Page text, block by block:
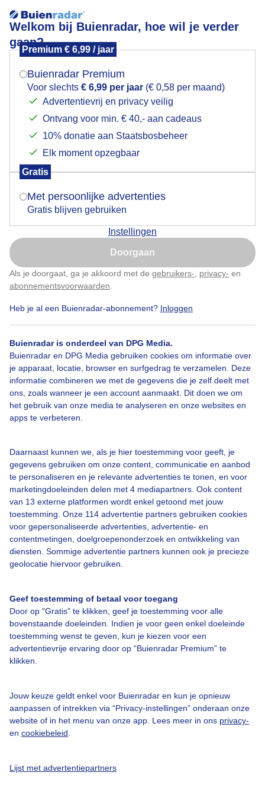
Welkom bij Buienradar, hoe wil je verder
gaan?
Premium € 6,99 / jaar
Buienradar Premium
Voor slechts € 6,99 per jaar (€ 0,58 per maand)
Advertentievrij en privacy veilig
Ontvang voor min. € 40,- aan cadeaus
10% donatie aan Staatsbosbeheer
Elk moment opzegbaar
Gratis
Met persoonlijke advertenties
Gratis blijven gebruiken
Instellingen
Doorgaan
Als je doorgaat, ga je akkoord met de gebruikers- privacy- en
abonnementsvoorwaarden
Heb je al een Buienradar-abonnement? Inloggen
Buienradar is onderdeel van DPG Media.
Buienradar en DPG Media gebruiken cookies om informatie over
je apparaat, locatie, browser en surfgedrag te verzamelen. Deze
informatie combineren we met de gegevens die je zelf deelt met
ons, zoals wanneer je een account aanmaakt. Dit doen we om
het gebruik van onze media te analyseren en onze websites en
apps te verbeteren.
Daarnaast kunnen we, als je hier toestemming voor geeft, je
gegevens gebruiken om onze content, communicatie en aanbod
te personaliseren en je relevante advertenties te tonen, en voor
marketingdoeleinden delen met 4 mediapartners. Ook content
van 13 externe platformen wordt enkel getoond met jouw
toestemming. Onze 114 advertentie partners gebruiken cookies
voor gepersonaliseerde advertenties, advertentie- en
contentmetingen, doelgroepenonderzoek en ontwikkeling van
diensten. Sommige advertentie partners kunnen ook je precieze
geolocatie hiervoor gebruiken.
Geef toestemming of betaal voor toegang
Door op "Gratis" te klikken, geef je toestemming voor alle
bovenstaande doeleinden. Indien je voor geen enkel doeleinde
toestemming wenst te geven, kun je kiezen voor een
advertentievrije ervaring door op “Buienradar Premium” te
klikken.
Jouw keuze geldt enkel voor Buienradar en kun je opnieuw
aanpassen of intrekken via “Privacy-instellingen” onderaan onze
website of in het menu van onze app. Lees meer in ons privacy-
en cookiebeleid
Lijst met advertentiepartners
Droogte
Door: Ton Wesselius Gemaakt: 29-04-2026, 9x bekeken
Droogte Scheuren Zon
Bekijk slideshow
Over Buienradar
Bedrijfsgegevens
Contact
Toegankelijkheid
Gebruikersvoorwaarden
Adverteren
Privacy beleid
Cookie beleid
Mogen we je locatie gebruiken voor het
Indien je hier nog geen akkoord op hebt gegeven,
verschijnt er zo een pop-up uit je browser waarin
Is goed, toon de popup
Nu niet, misschien later
Klik hierom dit aan te passen